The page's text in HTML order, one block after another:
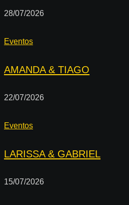
28/07/2026
Eventos
AMANDA & TIAGO
22/07/2026
Eventos
LARISSA & GABRIEL
15/07/2026